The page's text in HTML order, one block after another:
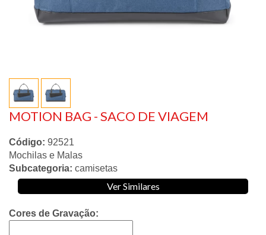
MOTION BAG - SACO DE VIAGEM
Código: 92521
Mochilas e Malas
Subcategoria: camisetas
Ver Similares
Cores de Gravação: